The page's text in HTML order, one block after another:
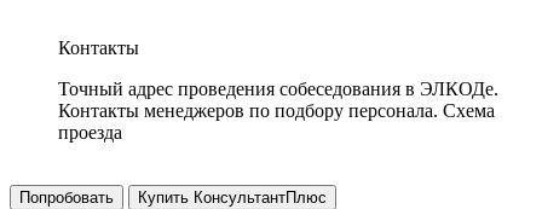
Контакты
Точный адрес проведения собеседования в ЭЛКОДе.
Контакты менеджеров по подбору персонала. Схема
проезда
Попробовать Купить КонсультантПлюс